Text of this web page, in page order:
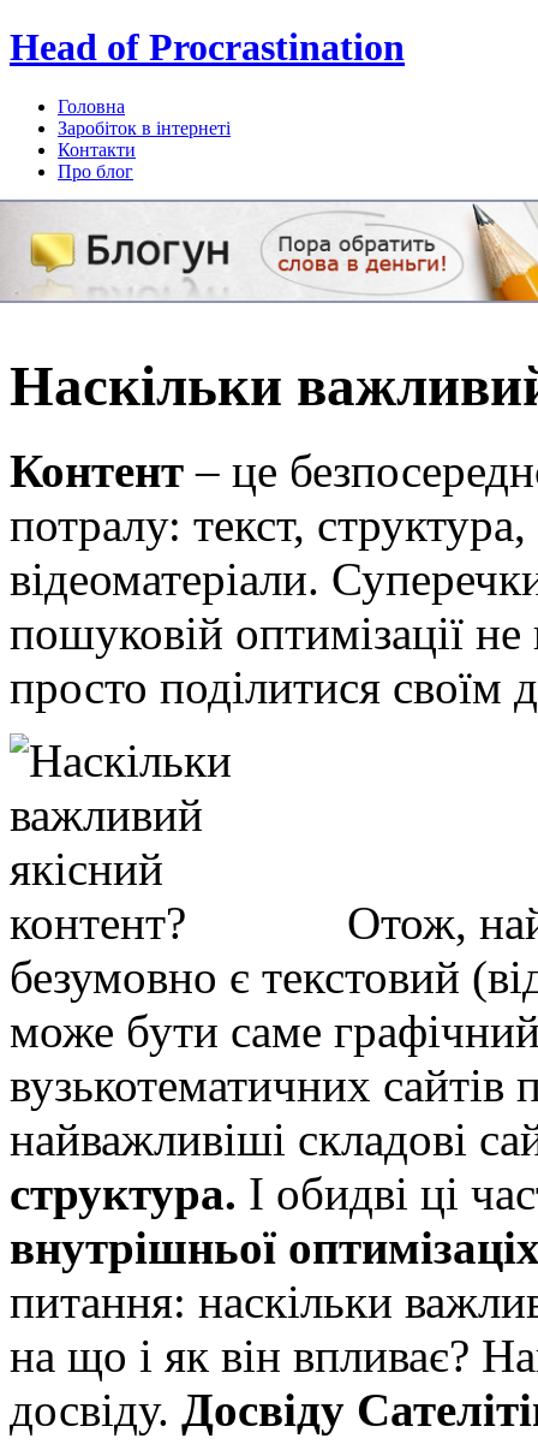
Head of Procrastination
Головна
Заробіток в інтернеті
Контакти
Про блог
Наскільки
Контент – це
потралу: текст,
відеоматеріали.
пошуковій оптимізації
просто поділитися своїм
Отож,
безумовно є текстовий
може бути саме
вузькотематичних сайтів
найважливіші складові
структура. І обидві ці
внутрішньої
питання: наскільки
на що і як він впливає?
досвіду. Досвіду